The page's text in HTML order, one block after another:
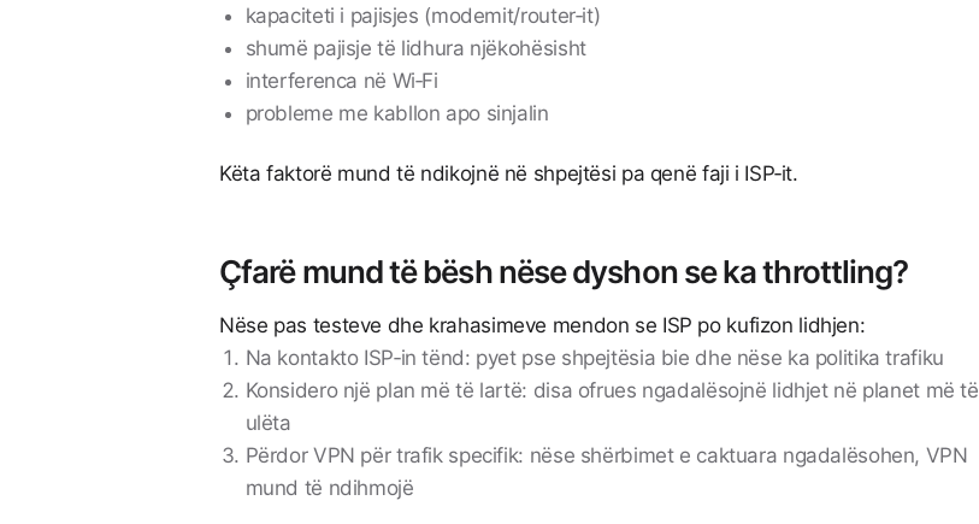
kapaciteti i pajisjes (modemit/router‑it)
shumë pajisje të lidhura njëkohësisht
interferenca në Wi‑Fi
probleme me kabllon apo sinjalin
Këta faktorë mund të ndikojnë në shpejtësi pa qenë faji i ISP‑it.
Çfarë mund të bësh nëse dyshon se ka throttling?
Nëse pas testeve dhe krahasimeve mendon se ISP po kufizon lidhjen:
Na kontakto ISP‑in tënd: pyet pse shpejtësia bie dhe nëse ka politika trafiku
Konsidero një plan më të lartë: disa ofrues ngadalësojnë lidhjet në planet më të
ulëta
Përdor VPN për trafik specifik: nëse shërbimet e caktuara ngadalësohen, VPN
mund të ndihmojë